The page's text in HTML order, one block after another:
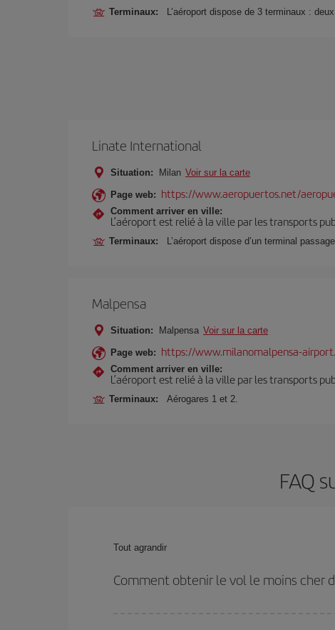
Terminaux: L’aéroport dispose de 3 terminaux :
Linate International
Situation: Milan Voir sur la carte
Page web: https://www.aeropuertos.net/
Comment arriver en ville:
L’aéroport est relié à la ville par les transports
Terminaux: L’aéroport dispose d’un terminal
Malpensa
Situation: Malpensa Voir sur la carte
Page web: https://www.milanomalpensa-
Comment arriver en ville:
L’aéroport est relié à la ville par les transports
Terminaux: Aérogares 1 et 2.
FAQ
Tout agrandir
Comment obtenir le vol le moins cher